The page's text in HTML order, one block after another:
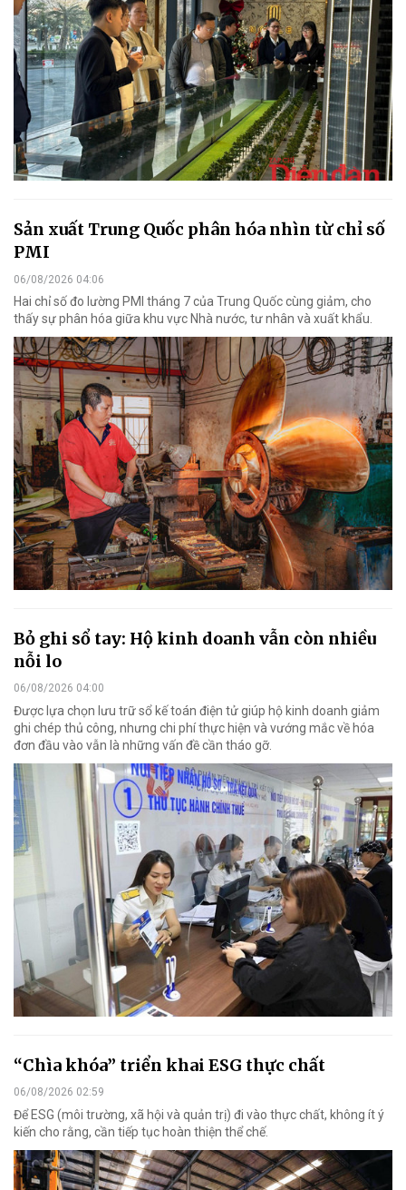
Sản xuất Trung Quốc phân hóa nhìn từ chỉ số
PMI
06/08/2026 04:06
Hai chỉ số đo lường PMI tháng 7 của Trung Quốc cùng giảm, cho
thấy sự phân hóa giữa khu vực Nhà nước, tư nhân và xuất khẩu.
Bỏ ghi sổ tay: Hộ kinh doanh vẫn còn nhiều
nỗi lo
06/08/2026 04:00
Được lựa chọn lưu trữ sổ kế toán điện tử giúp hộ kinh doanh giảm
ghi chép thủ công, nhưng chi phí thực hiện và vướng mắc về hóa
đơn đầu vào vẫn là những vấn đề cần tháo gỡ.
“Chìa khóa” triển khai ESG thực chất
06/08/2026 02:59
Để ESG (môi trường, xã hội và quản trị) đi vào thực chất, không ít ý
kiến cho rằng, cần tiếp tục hoàn thiện thể chế.